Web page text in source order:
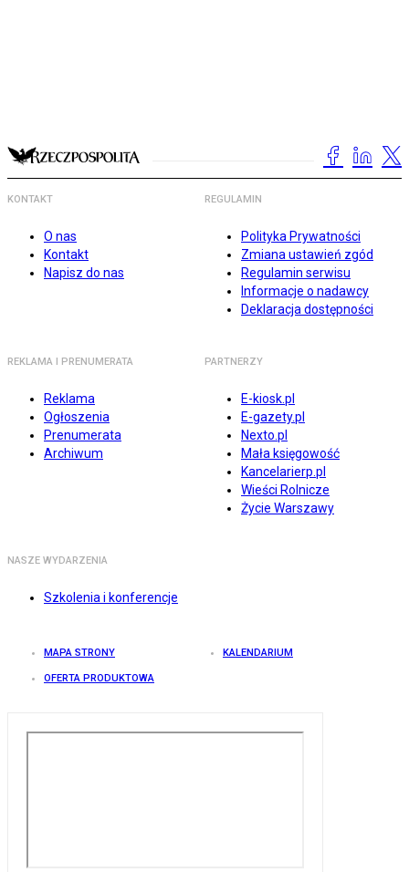
KONTAKT
O nas
Kontakt
Napisz do nas
REGULAMIN
Polityka Prywatności
Zmiana ustawień zgód
Regulamin serwisu
Informacje o nadawcy
Deklaracja dostępności
REKLAMA I PRENUMERATA
Reklama
Ogłoszenia
Prenumerata
Archiwum
PARTNERZY
E-kiosk.pl
E-gazety.pl
Nexto.pl
Mała księgowość
Kancelarierp.pl
Wieści Rolnicze
Życie Warszawy
NASZE WYDARZENIA
Szkolenia i konferencje
MAPA STRONY KALENDARIUM
OFERTA PRODUKTOWA